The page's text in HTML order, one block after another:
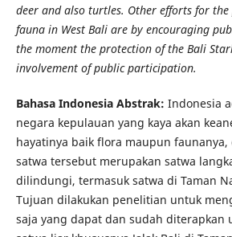
deer and also turtles. Other efforts for
fauna in West Bali are by encouraging
the moment the protection of the Bali
involvement of public participation.
Bahasa Indonesia Abstrak: Indonesia
negara kepulauan yang kaya akan
hayatinya baik flora maupun
satwa tersebut merupakan satwa
dilindungi, termasuk satwa di Taman
Tujuan dilakukan penelitian untuk
saja yang dapat dan sudah diterapkan